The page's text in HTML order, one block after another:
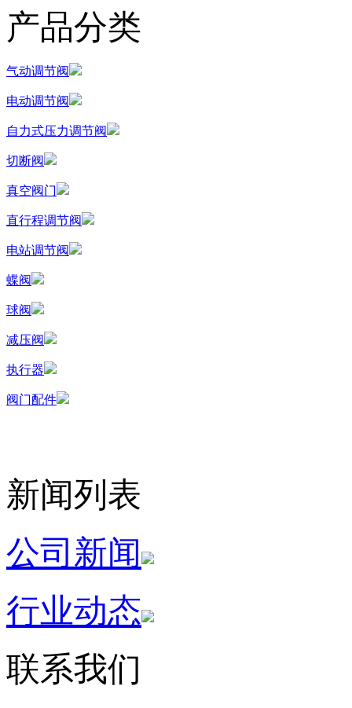
产品分类
气动调节阀
电动调节阀
自力式压力调节阀
切断阀
真空阀门
直行程调节阀
电站调节阀
蝶阀
球阀
减压阀
执行器
阀门配件
新闻列表
公司新闻
行业动态
联系我们